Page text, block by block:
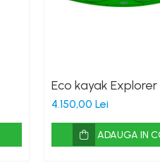
Eco kayak Explorer
4.150,00 Lei
ADAUGA IN